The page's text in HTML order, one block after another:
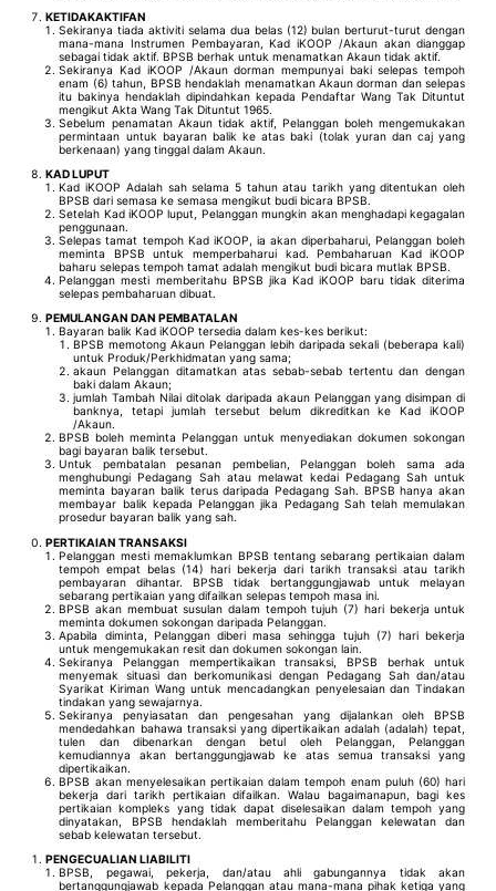
KETIDAKAKTIFAN
Sekiranya tiada aktiviti selama dua belas (12) bulan berturut-turut dengan
mana-mana Instrumen Pembayaran, Kad iKOOP /Akaun akan dianggap
sebagai tidak aktif. BPSB berhak untuk menamatkan Akaun tidak aktif.
Sekiranya Kad iKOOP /Akaun dorman mempunyai baki selepas tempoh
enam (6) tahun, BPSB hendaklah menamatkan Akaun dorman dan selepas
itu bakinya hendaklah dipindahkan kepada Pendaftar Wang Tak Dituntut
mengikut Akta Wang Tak Dituntut 1965.
Sebelum penamatan Akaun tidak aktif, Pelanggan boleh mengemukakan
permintaan untuk bayaran balik ke atas baki (tolak yuran dan caj yang
berkenaan) yang tinggal dalam Akaun.
KAD LUPUT
Kad iKOOP Adalah sah selama 5 tahun atau tarikh yang ditentukan oleh
BPSB dari semasa ke semasa mengikut budi bicara BPSB.
Setelah Kad iKOOP luput, Pelanggan mungkin akan menghadapi kegagalan
penggunaan.
Selepas tamat tempoh Kad iKOOP, ia akan diperbaharui, Pelanggan boleh
meminta BPSB untuk memperbaharui kad. Pembaharuan Kad iKOOP
baharu selepas tempoh tamat adalah mengikut budi bicara mutlak BPSB.
Pelanggan mesti memberitahu BPSB jika Kad iKOOP baru tidak diterima
selepas pembaharuan dibuat.
PEMULANGAN DAN PEMBATALAN
Bayaran balik Kad iKOOP tersedia dalam kes-kes berikut:
BPSB memotong Akaun Pelanggan lebih daripada sekali (beberapa kali)
untuk Produk/Perkhidmatan yang sama;
akaun Pelanggan ditamatkan atas sebab-sebab tertentu dan dengan
baki dalam Akaun;
jumlah Tambah Nilai ditolak daripada akaun Pelanggan yang disimpan di
banknya, tetapi jumlah tersebut belum dikreditkan ke Kad iKOOP
/Akaun.
BPSB boleh meminta Pelanggan untuk menyediakan dokumen sokongan
bagi bayaran balik tersebut.
Untuk pembatalan pesanan pembelian, Pelanggan boleh sama ada
menghubungi Pedagang Sah atau melawat kedai Pedagang Sah untuk
meminta bayaran balik terus daripada Pedagang Sah. BPSB hanya akan
membayar balik kepada Pelanggan jika Pedagang Sah telah memulakan
prosedur bayaran balik yang sah.
PERTIKAIAN TRANSAKSI
Pelanggan mesti memaklumkan BPSB tentang sebarang pertikaian dalam
tempoh empat belas (14) hari bekerja dari tarikh transaksi atau tarikh
pembayaran dihantar. BPSB tidak bertanggungjawab untuk melayan
sebarang pertikaian yang difailkan selepas tempoh masa ini.
BPSB akan membuat susulan dalam tempoh tujuh (7) hari bekerja untuk
meminta dokumen sokongan daripada Pelanggan.
Apabila diminta, Pelanggan diberi masa sehingga tujuh (7) hari bekerja
untuk mengemukakan resit dan dokumen sokongan lain.
Sekiranya Pelanggan mempertikaikan transaksi, BPSB berhak untuk
menyemak situasi dan berkomunikasi dengan Pedagang Sah dan/atau
Syarikat Kiriman Wang untuk mencadangkan penyelesaian dan Tindakan
tindakan yang sewajarnya.
Sekiranya penyiasatan dan pengesahan yang dijalankan oleh BPSB
mendedahkan bahawa transaksi yang dipertikaikan adalah (adalah) tepat,
tulen dan dibenarkan dengan betul oleh Pelanggan, Pelanggan
kemudiannya akan bertanggungjawab ke atas semua transaksi yang
dipertikaikan.
BPSB akan menyelesaikan pertikaian dalam tempoh enam puluh (60) hari
bekerja dari tarikh pertikaian difailkan. Walau bagaimanapun, bagi kes
pertikaian kompleks yang tidak dapat diselesaikan dalam tempoh yang
dinyatakan, BPSB hendaklah memberitahu Pelanggan kelewatan dan
sebab kelewatan tersebut.
PENGECUALIAN LIABILITI
BPSB, pegawai, pekerja, dan/atau ahli gabungannya tidak akan
bertanggungjawab kepada Pelanggan atau mana-mana pihak ketiga yang